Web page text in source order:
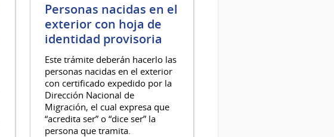
Personas nacidas en el
exterior con hoja de
identidad provisoria
Este trámite deberán hacerlo las
personas nacidas en el exterior
con certificado expedido por la
Dirección Nacional de
Migración, el cual expresa que
“acredita ser” o “dice ser” la
persona que tramita.